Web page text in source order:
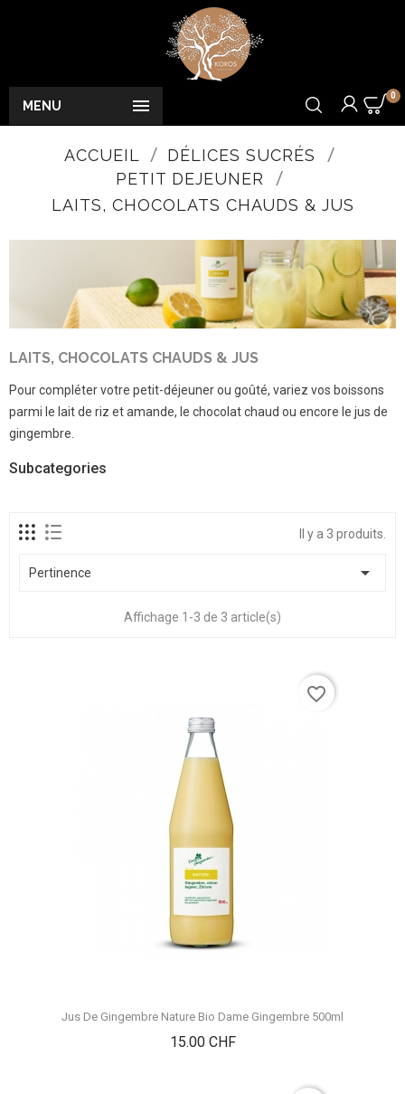

MENU
0
ACCUEIL
DÉLICES SUCRÉS
PETIT DEJEUNER
LAITS, CHOCOLATS CHAUDS & JUS
LAITS, CHOCOLATS CHAUDS & JUS
Pour compléter votre petit-déjeuner ou goûté, variez vos boissons
parmi le lait de riz et amande, le chocolat chaud ou encore le jus de
gingembre.
Subcategories
Il y a 3 produits.
Pertinence 
Affichage 1-3 de 3 article(s)
Jus De Gingembre Nature Bio Dame Gingembre 500ml
15.00 CHFPrix
favorite_border